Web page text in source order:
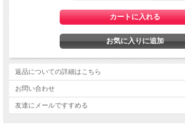
返品についての詳細はこちら
お問い合わせ
友達にメールですすめる